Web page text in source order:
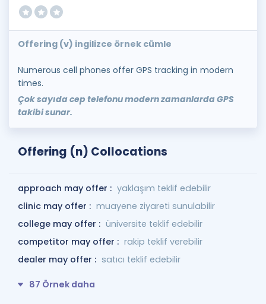
Offering (v) ingilizce örnek cümle
Numerous cell phones offer GPS tracking in modern
times.
Çok sayıda cep telefonu modern zamanlarda GPS
takibi sunar.
Offering (n) Collocations
approach may offer : yaklaşım teklif edebilir
clinic may offer : muayene ziyareti sunulabilir
college may offer : üniversite teklif edebilir
competitor may offer : rakip teklif verebilir
dealer may offer : satıcı teklif edebilir
87 Örnek daha